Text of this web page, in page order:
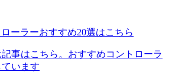
ローラーおすすめ20選はこちら
事はこちら。おすすめコントローラ
います